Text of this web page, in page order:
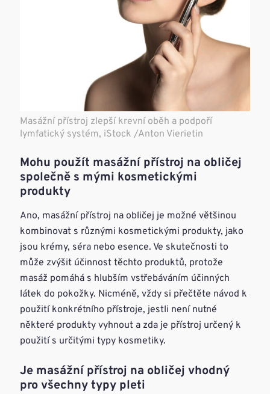
Masážní přístroj zlepší krevní oběh a podpoří
lymfatický systém, iStock /Anton Vierietin
Mohu použít masážní přístroj na obličej
společně s mými kosmetickými
produkty
Ano, masážní přístroj na obličej je možné většinou
kombinovat s různými kosmetickými produkty, jako
jsou krémy, séra nebo esence. Ve skutečnosti to
může zvýšit účinnost těchto produktů, protože
masáž pomáhá s hlubším vstřebáváním účinných
látek do pokožky. Nicméně, vždy si přečtěte návod k
použití konkrétního přístroje, jestli není nutné
některé produkty vyhnout a zda je přístroj určený k
použití s určitými typy kosmetiky.
Je masážní přístroj na obličej vhodný
pro všechny typy pleti